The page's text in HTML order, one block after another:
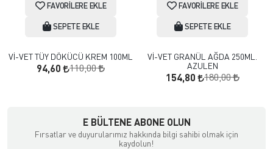
FAVORILERE EKLE
SEPETE EKLE
Vİ-VET TÜY DÖKÜCÜ KREM 100ML
94,60 110,00
FAVORILERE EKLE
SEPETE EKLE
Vİ-VET GRANÜL AĞDA 250ML.
AZULEN
154,80 180,00
E BÜLTENE ABONE OLUN
Fırsatlar ve duyurularımız hakkında bilgi sahibi olmak için
kaydolun!